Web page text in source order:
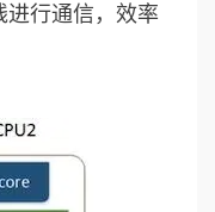
进行通信，效率